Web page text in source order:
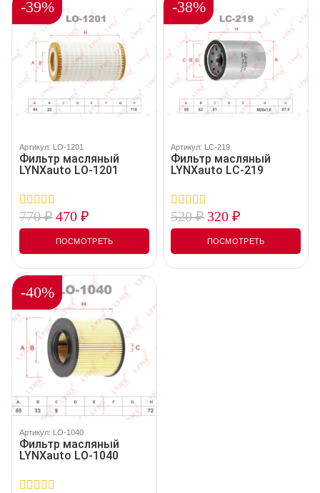
-39%
Артикул: LO-1201
Фильтр масляный
LYNXauto LO-1201
0
out
5
770₽470 ₽
ПОСМОТРЕТЬ
-38%
Артикул: LC-219
Фильтр масляный
LYNXauto LC-219
0
out
5
520₽ 320 ₽
ПОСМОТРЕТЬ
-40%
Артикул: LO-1040
Фильтр масляный
LYNXauto LO-1040